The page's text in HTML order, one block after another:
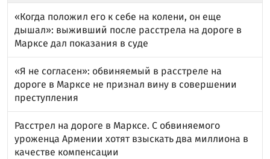
«Когда положил его к себе на колени, он еще
дышал»: выживший после расстрела на дороге в
Марксе дал показания в суде
«Я не согласен»: обвиняемый в расстреле на
дороге в Марксе не признал вину в совершении
преступления
Расстрел на дороге в Марксе. С обвиняемого
уроженца Армении хотят взыскать два миллиона в
качестве компенсации